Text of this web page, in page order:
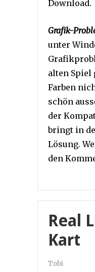
Download.
Grafik-
unter
alten Spiel
Farben
schön
der
bringt in
Lösung.
den
Real
Kart
Tobi